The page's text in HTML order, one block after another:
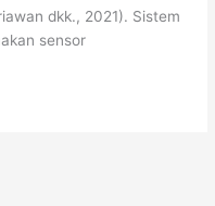
dkk., 2021). Sistem
sensor